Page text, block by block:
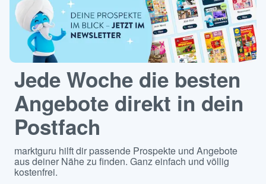
Jede Woche die besten
Angebote direkt in dein
Postfach
marktguru hilft dir passende Prospekte und Angebote
aus deiner Nähe zu finden. Ganz einfach und völlig
kostenfrei.